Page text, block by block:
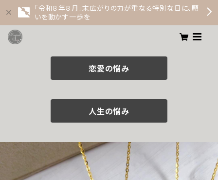
「令和８年８月」末広がりの力が重なる特別な日に、願
いを動かす一歩を
恋愛の悩み
人生の悩み